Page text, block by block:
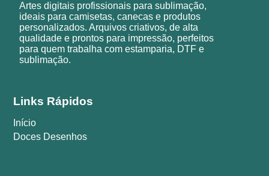
Artes digitais profissionais para sublimação,
ideais para camisetas, canecas e produtos
personalizados. Arquivos criativos, de alta
qualidade e prontos para impressão, perfeitos
para quem trabalha com estamparia, DTF e
sublimação.
Links Rápidos
Início
Doces Desenhos